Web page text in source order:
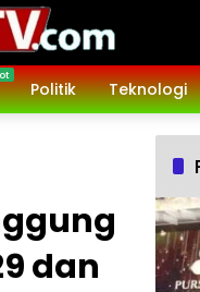
Politik Teknologi
dan